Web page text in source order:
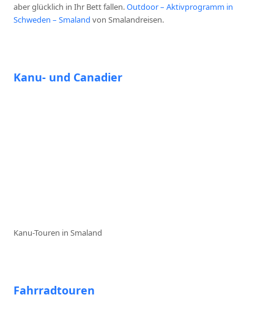
aber glücklich in Ihr Bett fallen.Outdoor – Aktivprogramm in
Schweden – Smaland von Smalandreisen.
Kanu- und Canadier
Kanu-Touren in Smaland
Fahrradtouren